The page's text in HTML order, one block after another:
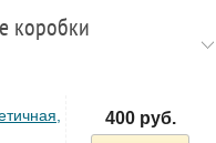
коробки
400 руб.